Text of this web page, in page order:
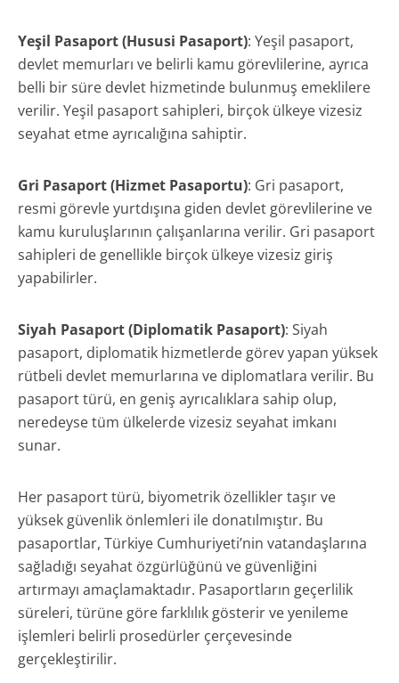
Yeşil Pasaport (Hususi Pasaport): Yeşil pasaport,
devlet memurları ve belirli kamu görevlilerine, ayrıca
belli bir süre devlet hizmetinde bulunmuş emeklilere
verilir. Yeşil pasaport sahipleri, birçok ülkeye vizesiz
seyahat etme ayrıcalığına sahiptir.
Gri Pasaport (Hizmet Pasaportu): Gri pasaport,
resmi görevle yurtdışına giden devlet görevlilerine ve
kamu kuruluşlarının çalışanlarına verilir. Gri pasaport
sahipleri de genellikle birçok ülkeye vizesiz giriş
yapabilirler.
Siyah Pasaport (Diplomatik Pasaport): Siyah
pasaport, diplomatik hizmetlerde görev yapan yüksek
rütbeli devlet memurlarına ve diplomatlara verilir. Bu
pasaport türü, en geniş ayrıcalıklara sahip olup,
neredeyse tüm ülkelerde vizesiz seyahat imkanı
sunar.
Her pasaport türü, biyometrik özellikler taşır ve
yüksek güvenlik önlemleri ile donatılmıştır. Bu
pasaportlar, Türkiye Cumhuriyeti’nin vatandaşlarına
sağladığı seyahat özgürlüğünü ve güvenliğini
artırmayı amaçlamaktadır. Pasaportların geçerlilik
süreleri, türüne göre farklılık gösterir ve yenileme
işlemleri belirli prosedürler çerçevesinde
gerçekleştirilir.